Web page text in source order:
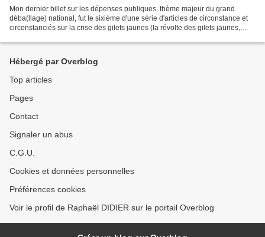
Mon dernier billet sur les dépenses publiques, thème majeur du grand
déba(llage) national, fut le sixième d'une série d'articles de circonstance et
circonstanciés sur la crise des gilets jaunes (la révolte des gilets jaunes,
Hébergé par Overblog
Top articles
Pages
Contact
Signaler un abus
C.G.U.
Cookies et données personnelles
Préférences cookies
Voir le profil de Raphaël DIDIER sur le portail Overblog